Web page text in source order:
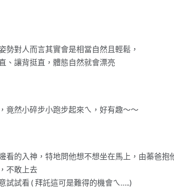
勢對人而言其實會是相當自然且輕鬆，
、讓背挺直，體態自然就會漂亮
竟然小碎步小跑步起來ㄟ，好有趣～～
看的入神，特地問他想不想坐在馬上，由蓁爸抱
不敢上去
試試看 ( 拜託這可是難得的機會ㄟ…..)